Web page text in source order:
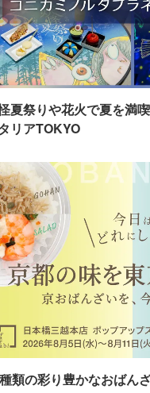
夏祭りや花火で夏を満
リアTOKYO
類の彩り豊かなおばん